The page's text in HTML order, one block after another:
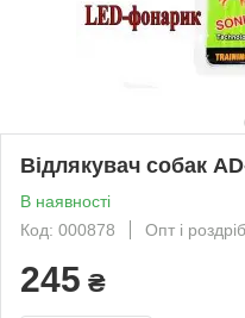
Відлякувач собак
В наявності
Код: 000878
Опт і роздріб
245 ₴